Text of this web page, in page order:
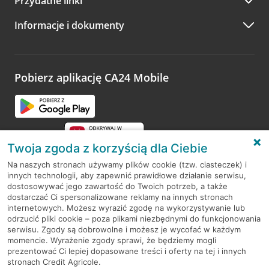
A po wizycie…
Zachęcamy do podzielenia się z nami opinią o wizycie.
opinie.
Informacje i dokumenty
Pobierz aplikację CA24 Mobile
RODO
Regulamin serwisu
Mapa serwisu
PolitykaCookies
Twoja zgoda z korzyścią dla Ciebie
Na naszych stronach używamy plików cookie (tzw. ciasteczek) i
innych technologii, aby zapewnić prawidłowe działanie serwisu,
dostosowywać jego zawartość do Twoich potrzeb, a także
dostarczać Ci spersonalizowane reklamy na innych stronach
internetowych. Możesz wyrazić zgodę na wykorzystywanie lub
odrzucić pliki cookie – poza plikami niezbędnymi do funkcjonowania
serwisu. Zgody są dobrowolne i możesz je wycofać w każdym
momencie. Wyrażenie zgody sprawi, że będziemy mogli
prezentować Ci lepiej dopasowane treści i oferty na tej i innych
stronach Credit Agricole.